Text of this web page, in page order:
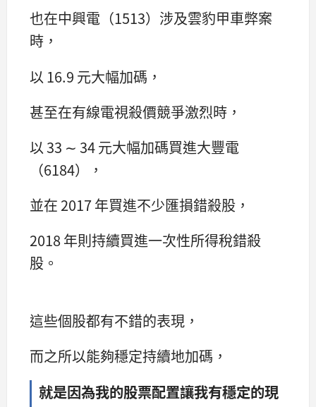
也在中興電（1513）涉及雲豹甲車弊案
時，
以 16.9 元大幅加碼，
甚至在有線電視殺價競爭激烈時，
以 33 ∼ 34 元大幅加碼買進大豐電
（6184），
並在 2017 年買進不少匯損錯殺股，
2018 年則持續買進一次性所得稅錯殺
股。
這些個股都有不錯的表現，
而之所以能夠穩定持續地加碼，
就是因為我的股票配置讓我有穩定的現